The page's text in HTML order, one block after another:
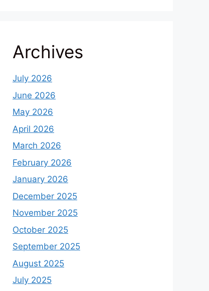
Archives
July 2026
June 2026
May 2026
April 2026
March 2026
February 2026
January 2026
December 2025
November 2025
October 2025
September 2025
August 2025
July 2025